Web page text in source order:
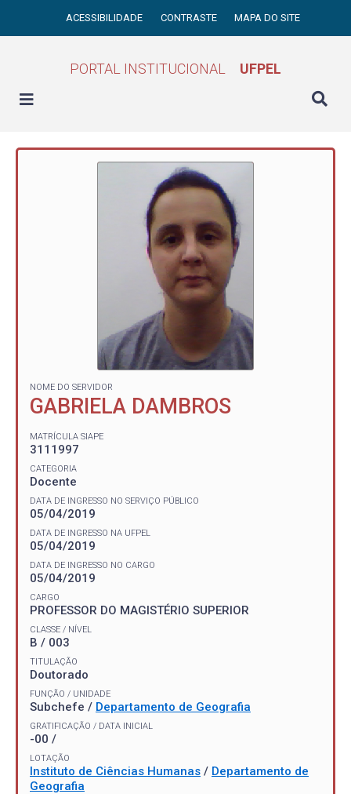
ACESSIBILIDADE CONTRASTE MAPA DO SITE
PORTAL INSTITUCIONAL UFPEL
NOME DO SERVIDOR
GABRIELA DAMBROS
MATRÍCULA SIAPE
3111997
CATEGORIA
Docente
DATA DE INGRESSO NO SERVIÇO PÚBLICO
05/04/2019
DATA DE INGRESSO NA UFPEL
05/04/2019
DATA DE INGRESSO NO CARGO
05/04/2019
CARGO
PROFESSOR DO MAGISTÉRIO SUPERIOR
CLASSE / NÍVEL
B / 003
TITULAÇÃO
Doutorado
FUNÇÃO / UNIDADE
Subchefe / Departamento de Geografia
GRATIFICAÇÃO / DATA INICIAL
-00 /
LOTAÇÃO
Instituto de Ciências Humanas / Departamento de
Geografia